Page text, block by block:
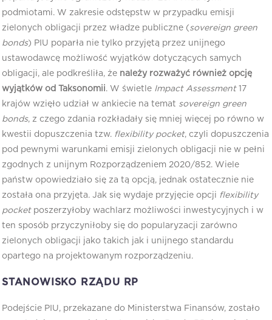
podmiotami. W zakresie odstępstw w przypadku emisji
zielonych obligacji przez władze publiczne (sovereign green
bonds) PIU poparła nie tylko przyjętą przez unijnego
ustawodawcę możliwość wyjątków dotyczących samych
obligacji, ale podkreśliła, że należy rozważyć również opcję
wyjątków od Taksonomii. W świetle Impact Assessment17
krajów wzięło udział w ankiecie na temat sovereign green
bonds, z czego zdania rozkładały się mniej więcej po równo w
kwestii dopuszczenia tzw. flexibility pocket, czyli dopuszczenia
pod pewnymi warunkami emisji zielonych obligacji nie w pełni
zgodnych z unijnym Rozporządzeniem 2020/852. Wiele
państw opowiedziało się za tą opcją, jednak ostatecznie nie
została ona przyjęta. Jak się wydaje przyjęcie opcji flexibility
pocketposzerzyłoby wachlarz możliwości inwestycyjnych i w
ten sposób przyczyniłoby się do popularyzacji zarówno
zielonych obligacji jako takich jak i unijnego standardu
opartego na projektowanym rozporządzeniu.
STANOWISKO RZĄDU RP
Podejście PIU, przekazane do Ministerstwa Finansów, zostało